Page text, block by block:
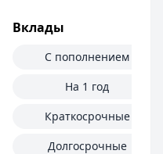
Вклады
С пополнением
На 1 год
Краткосрочные
Долгосрочные